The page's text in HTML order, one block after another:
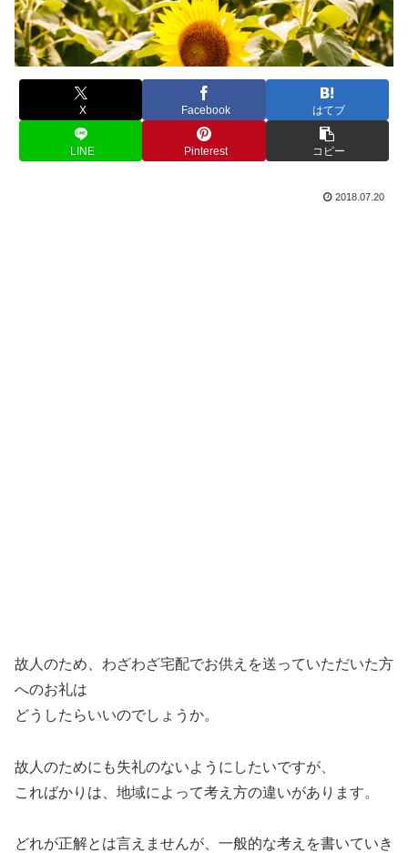
X Facebook はてブ
LINE Pinterest コピー
2018.07.20
故人のため、わざわざ宅配でお供えを送っていただいた方
へのお礼は
どうしたらいいのでしょうか。
故人のためにも失礼のないようにしたいですが、
こればかりは、地域によって考え方の違いがあります。
どれが正解とは言えませんが、一般的な考えを書いていき